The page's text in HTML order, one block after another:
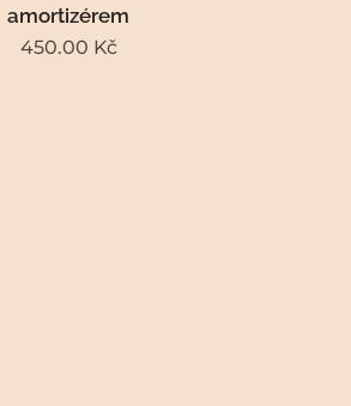
amortizérem
450.00 Kč